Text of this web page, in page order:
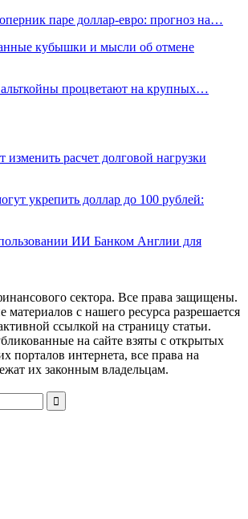
паре доллар-евро: прогноз на…
кубышки и мысли об отмене
альткойны процветают на крупных…
изменить расчет долговой нагрузки
укрепить доллар до 100 рублей:
ИИ Банком Англии для
сектора. Все права защищены.
с нашего ресурса разрешается
ссылкой на страницу статьи.
на сайте взяты с открытых
порталов интернета, все права на
их законным владельцам.